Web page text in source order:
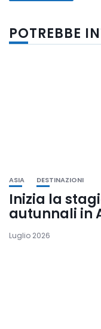
POTREBBE
ASIA DESTINAZIONI
Inizia la
autunnali in
Luglio 2026